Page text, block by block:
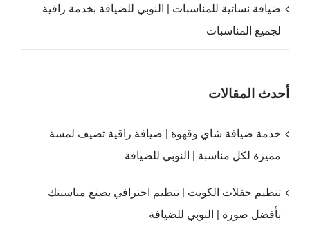
ضيافة نسائية للمناسبات | النوبي للضيافة بخدمة راقية
لجميع المناسبات
أحدث المقالات
خدمة ضيافة شاي وقهوة | ضيافة راقية تضيف لمسة
مميزة لكل مناسبة | النوبي للضيافة
تنظيم حفلات الكويت | تنظيم احترافي يصنع مناسبتك
بأفضل صورة | النوبي للضيافة